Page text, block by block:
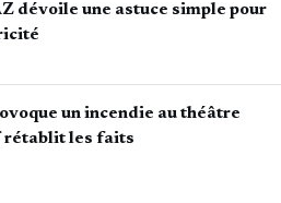
dévoile une astuce simple pour
un incendie au théâtre
rétablit les faits